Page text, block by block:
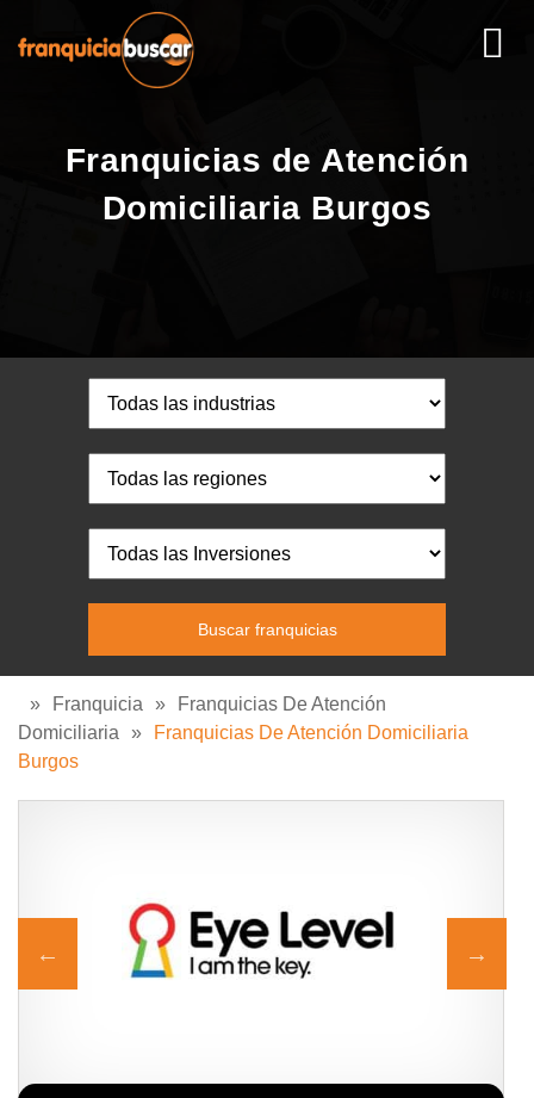
Franquicias de Atención
Domiciliaria Burgos
» Franquicia »
Franquicias De Atención
Domiciliaria
»
Franquicias De Atención Domiciliaria
Burgos